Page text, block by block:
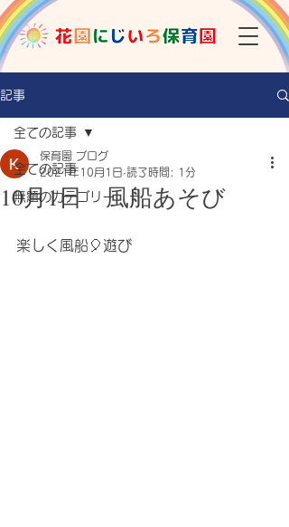
記事
全ての記事
無題のカテゴリー
全ての記事
10月1日 風船あそび
保育園 ブログ
2021年10月1日 読了時間: 1分
楽しく風船🎈遊び